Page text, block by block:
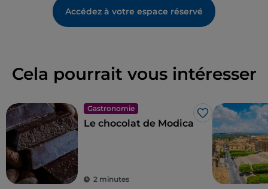
Accédez à votre espace réservé
Cela pourrait vous intéresser
Gastronomie
J’aime
Le chocolat de Modica
2 minutes